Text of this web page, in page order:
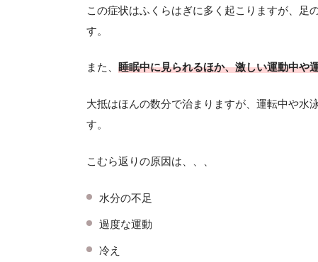
この症状はふくらはぎに多く起こりますが、足
す。
また、 睡眠中に見られるほか、激しい運動中や
大抵はほんの数分で治まりますが、運転中や水
す。
こむら返りの原因は、、、
水分の不足
過度な運動
冷え